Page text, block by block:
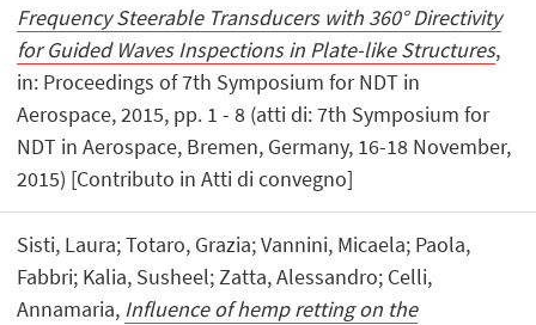
Frequency Steerable Transducers with 360° Directivity
for Guided Waves Inspections in Plate-like Structures,
in: Proceedings of 7th Symposium for NDT in
Aerospace, 2015, pp. 1 - 8 (atti di: 7th Symposium for
NDT in Aerospace, Bremen, Germany, 16-18 November,
2015) [Contributo in Atti di convegno]
Sisti, Laura; Totaro, Grazia; Vannini, Micaela; Paola,
Fabbri; Kalia, Susheel; Zatta, Alessandro; Celli,
Annamaria, Influence of hemp retting on the